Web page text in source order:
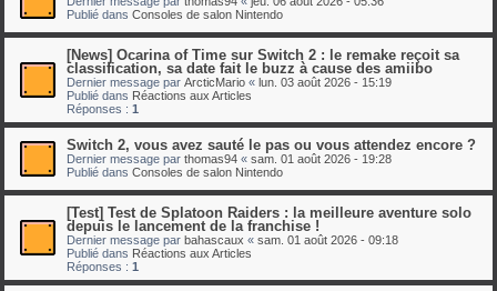
Publié dans Consoles de salon Nintendo
[News] Ocarina of Time sur Switch 2 : le remake reçoit sa
classification, sa date fait le buzz à cause des amiibo
Dernier message par ArcticMario « lun. 03 août 2026 - 15:19
Publié dans Réactions aux Articles
Réponses : 1
Switch 2, vous avez sauté le pas ou vous attendez encore ?
Dernier message par thomas94 « sam. 01 août 2026 - 19:28
Publié dans Consoles de salon Nintendo
[Test] Test de Splatoon Raiders : la meilleure aventure solo
depuis le lancement de la franchise !
Dernier message par bahascaux « sam. 01 août 2026 - 09:18
Publié dans Réactions aux Articles
Réponses : 1